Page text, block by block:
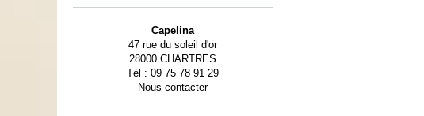
Capelina
47 rue du soleil d'or
28000 CHARTRES
Tél : 09 75 78 91 29
Nous contacter